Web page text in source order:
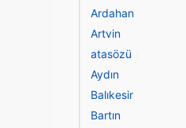
Ardahan
Artvin
atasözü
Aydın
Balıkesir
Bartın